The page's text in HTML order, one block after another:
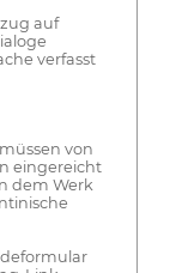
auf
verfasst
von
eingereicht
dem Werk